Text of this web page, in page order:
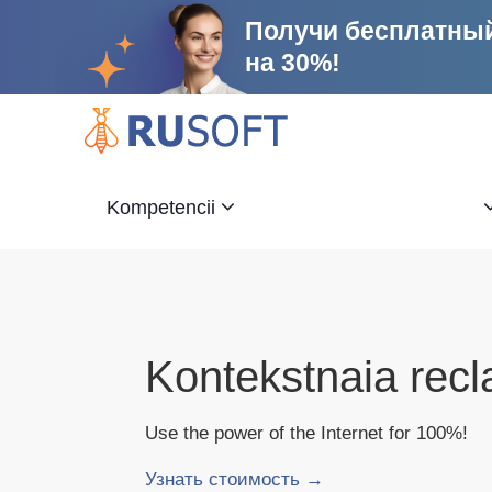
Получи
на 30%!
Kompetencii
Razrabotka
i soprovozhdenie
Kontekstnaia
Use the power of the Internet for 100%!
Узнать стоимость →
Prodvizhenie
One of the most effective ways to expand
Узнать стоимость →